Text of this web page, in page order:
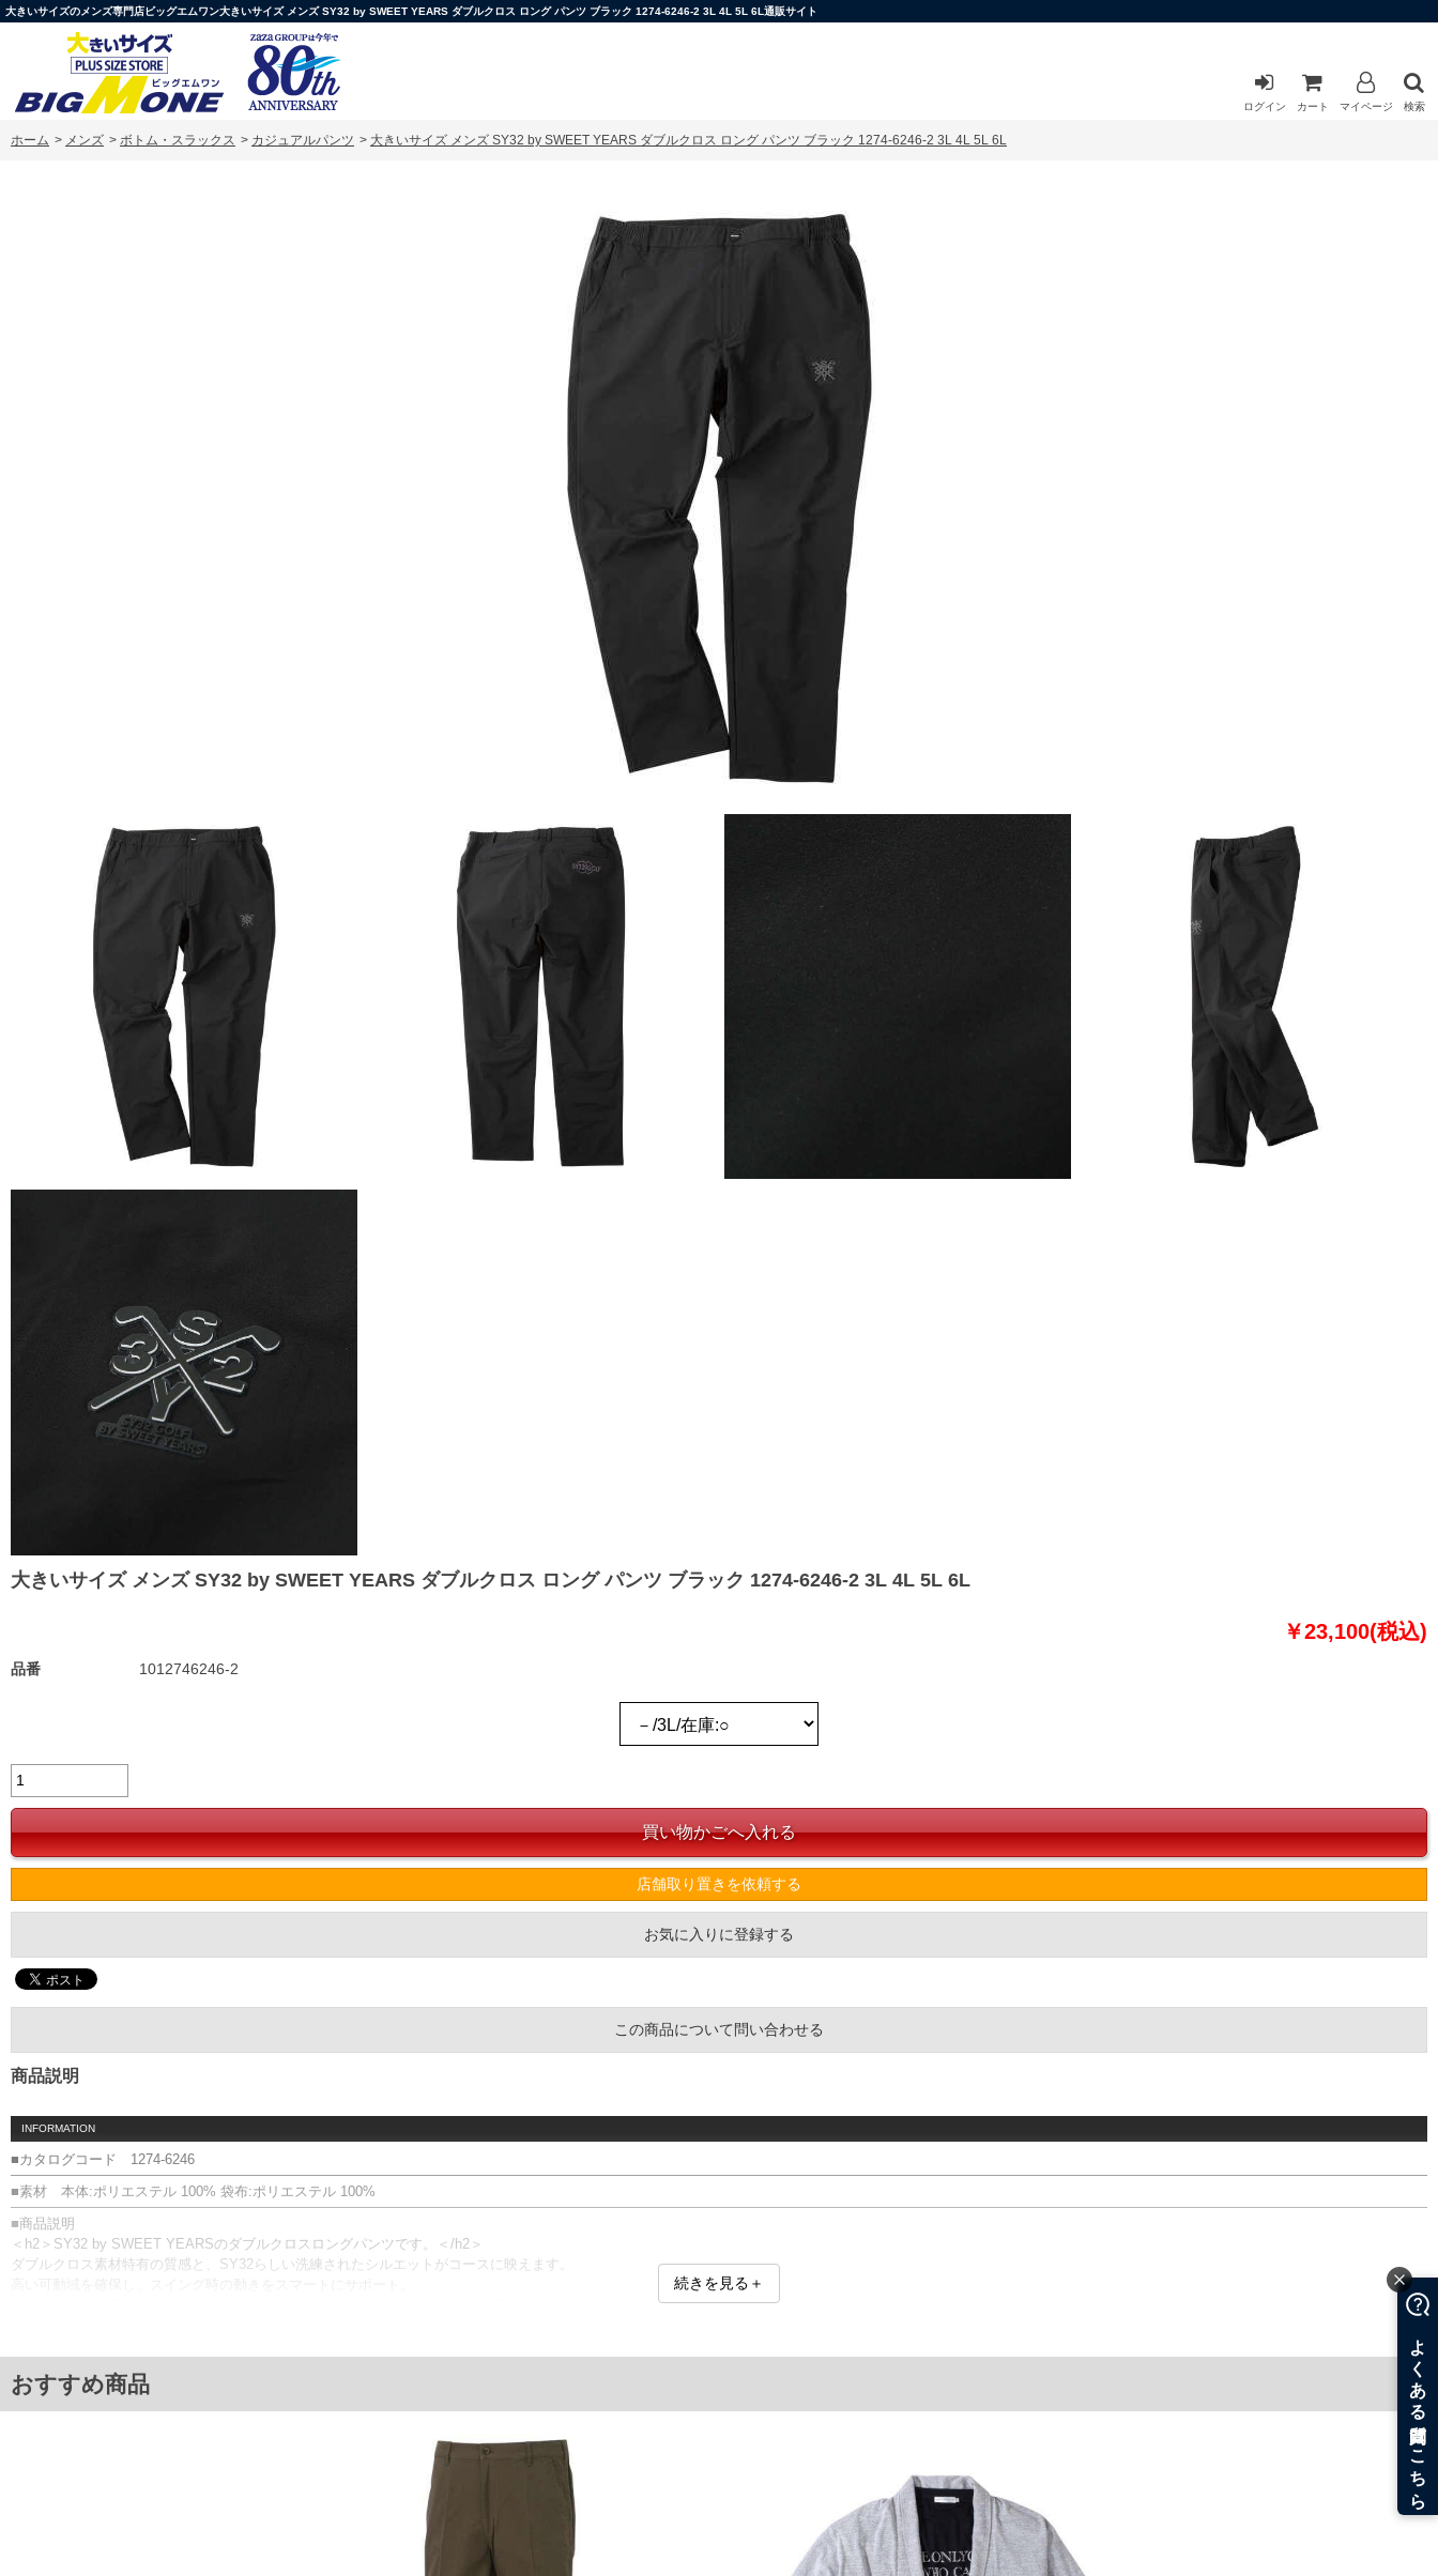
大きいサイズのメンズ専門店ビッグエムワン大きいサイズ メンズ SY32 by SWEET YEARS ダブルクロス ロング パンツ ブラック 1274-6246-2 3L 4L 5L 6L通販サイト
ログイン カート マイページ 検索
ホーム > メンズ > ボトム・スラックス > カジュアルパンツ > 大きいサイズ メンズ SY32 by SWEET YEARS ダブルクロス ロング パンツ ブラック 1274-6246-2 3L 4L 5L 6L
大きいサイズ メンズ SY32 by SWEET YEARS ダブルクロス ロング パンツ ブラック 1274-6246-2 3L 4L 5L 6L
￥23,100(税込)
品番 1012746246-2
店舗取り置きを依頼する
お気に入りに登録する
この商品について問い合わせる
商品説明
INFORMATION
■カタログコード 1274-6246
■素材 本体:ポリエステル 100% 袋布:ポリエステル 100%
■商品説明
＜h2＞SY32 by SWEET YEARSのダブルクロスロングパンツです。＜/h2＞
ダブルクロス素材特有の質感と、SY32らしい洗練されたシルエットがコースに映えます。
ストレッチ／前開き(ファスナー)／サイド・バックポケット／ウエストサイド部分ゴムシャーリング／プリント／刺繍
サイズ/ウエスト/股下/わたり幅/ヒップ/総丈
3L/100/78/38/122/107.5
4L/110/78/41/130/109.5
下着(肌着)やワイシャツは商品の性質上、返品交換不可とさせて頂いております。予めご了承くださいませ。
続きを見る＋
おすすめ商品